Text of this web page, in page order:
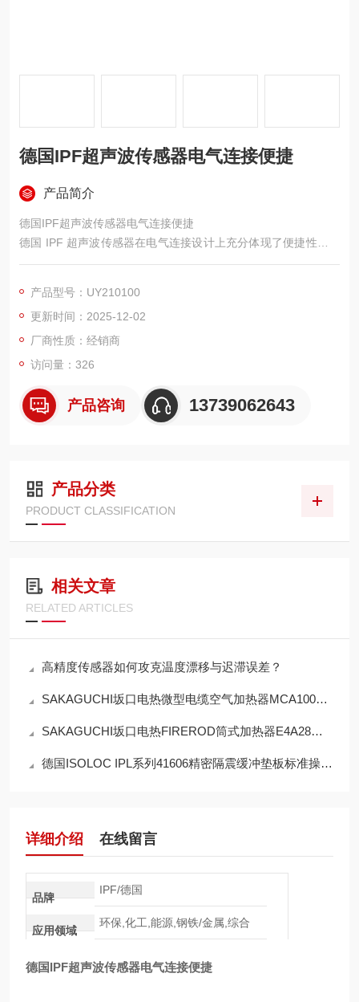
德国IPF超声波传感器电气连接便捷
产品简介
德国IPF超声波传感器电气连接便捷
德国 IPF 超声波传感器在电气连接设计上充分体现了便捷性，为
工业安装与维护提供了极大便利。​
T300020 等。这种连接器采用卡口式旋紧结构，只需将插头对准
接口顺时针旋转即可完成固定，无需复杂工具，单人即可快速操
作。在自动化生产线的传感器更换场景中，工作人员能在几分钟
内完成旧传感器拆卸
产品型号：UY210100
更新时间：2025-12-02
厂商性质：经销商
访问量：326
产品咨询 13739062643
产品分类
PRODUCT CLASSIFICATION
相关文章
RELATED ARTICLES
高精度传感器如何攻克温度漂移与迟滞误差？
SAKAGUCHI坂口电热微型电缆空气加热器MCA1000N操作使用
SAKAGUCHI坂口电热FIREROD筒式加热器E4A28作用
德国ISOLOC IPL系列41606精密隔震缓冲垫板标准操作使用规范
详细介绍 在线留言
品牌
IPF/德国
应用领域
环保,化工,能源,钢铁/金属,综合
德国IPF超声波传感器电气连接便捷